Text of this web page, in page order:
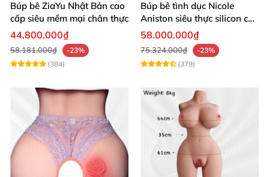
Búp bê ZiaYu Nhật Bản cao
cấp siêu mềm mại chân thực
44.800.000₫
58.181.000₫
-23%
(384)
Búp bê tình dục Nicole
Aniston siêu thực silicon cao
cấp giá tốt
58.000.000₫
75.324.000₫
-23%
(379)